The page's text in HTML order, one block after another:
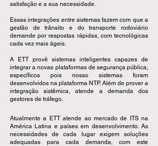
satisfação e a sua necessidade.
Essas integrações entre sistemas fazem com que a
gestão de trânsito e do transporte rodoviário
demande por respostas rápidas, com tecnológicas
cada vez mais ágeis.
A ETT provê sistemas inteligentes capazes de
integrar a novas plataformas de segurança pública,
específicos pois nosso sistemas foram
desenvolvidos na plataforma NTP. Além de prover a
integração sistêmica, atende a demanda dos
gestores de tráfego.
Atualmente a ETT atende ao mercado de ITS na
América Latina e países em desenvolvimento. As
necessidades de cada lugar exigem soluções
adequadas para cada demanda, com este